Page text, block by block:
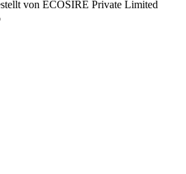
von ECOSIRE Private Limited